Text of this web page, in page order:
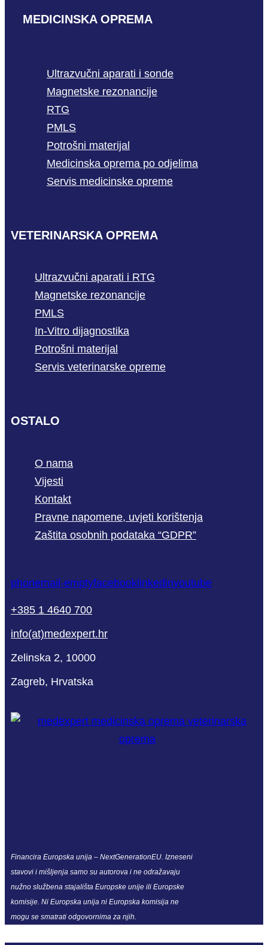
MEDICINSKA OPREMA
Ultrazvučni aparati i sonde
Magnetske rezonancije
RTG
PMLS
Potrošni materijal
Medicinska oprema po odjelima
Servis medicinske opreme
VETERINARSKA OPREMA
Ultrazvučni aparati i RTG
Magnetske rezonancije
PMLS
In-Vitro dijagnostika
Potrošni materijal
Servis veterinarske opreme
OSTALO
O nama
Vijesti
Kontakt
Pravne napomene, uvjeti korištenja
Zaštita osobnih podataka “GDPR”
phonemail-emptyfacebook linkedinyoutube
+385 1 4640 700
info(at)medexpert.hr
Zelinska 2, 10000
Zagreb, Hrvatska
Financira Europska unija – NextGenerationEU. Izneseni
stavovi i mišljenja samo su autorova i ne odražavaju
nužno službena stajališta Europske unije ili Europske
komisije. Ni Europska unija ni Europska komisija ne
mogu se smatrati odgovornima za njih.